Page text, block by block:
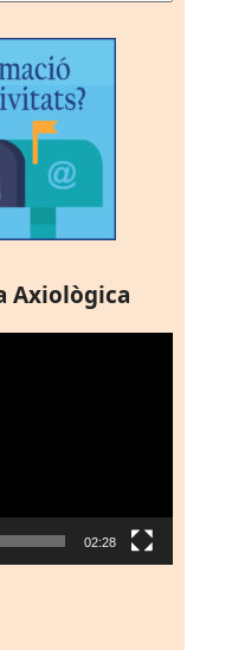
Axiològica
02:28